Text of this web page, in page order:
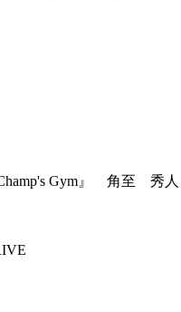
Gym』 角至 秀人